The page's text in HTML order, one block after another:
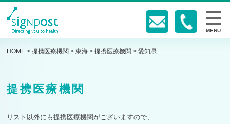
MENU
HOME >提携医療機関 >東海 >提携医療機関 >愛知県
提携医療機関
リスト以外にも提携医療機関がございますので、